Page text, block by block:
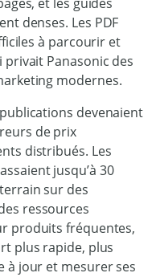
denses. Les PDF
à parcourir et
privait Panasonic des
modernes.
devenaient
de prix
distribués. Les
jusqu’à 30
sur des
ressources
produits fréquentes,
plus rapide, plus
jour et mesurer ses